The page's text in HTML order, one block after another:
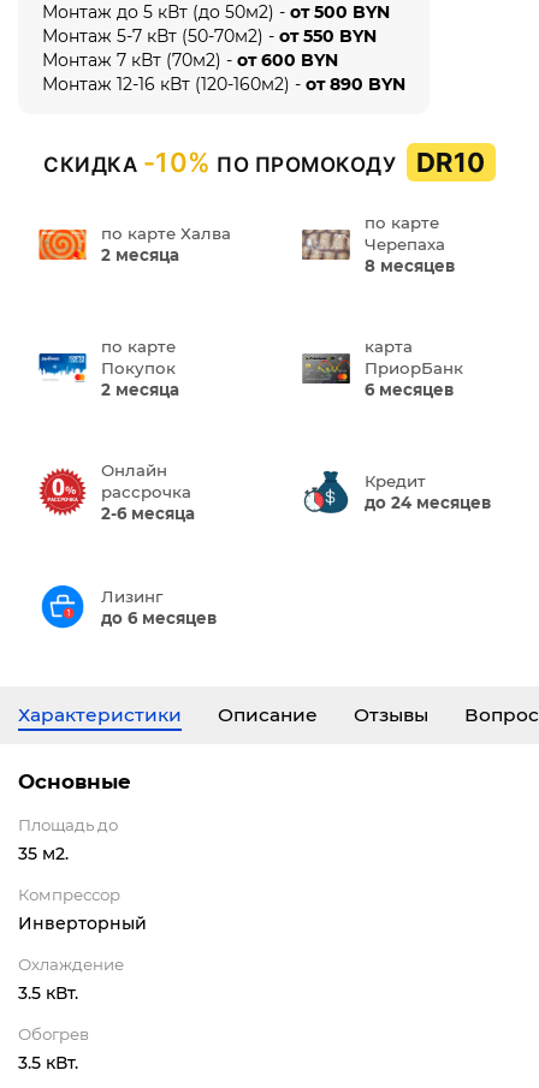
Монтаж до 5 кВт (до 50м2) - от 500 BYN
Монтаж 5-7 кВт (50-70м2) - от 550 BYN
Монтаж 7 кВт (70м2) - от 600 BYN
Монтаж 12-16 кВт (120-160м2) - от 890 BYN
СКИДКА -10% ПО ПРОМОКОДУ DR10
по карте Халва
2 месяца
по карте
Черепаха
8 месяцев
по карте
Покупок
2 месяца
карта
ПриорБанк
6 месяцев
Онлайн
рассрочка
2-6 месяца
Кредит
до 24 месяцев
Лизинг
до 6 месяцев
Характеристики Описание Отзывы
Основные
Площадь до
35 м2.
Компрессор
Инверторный
Охлаждение
3.5 кВт.
Обогрев
3.5 кВт.